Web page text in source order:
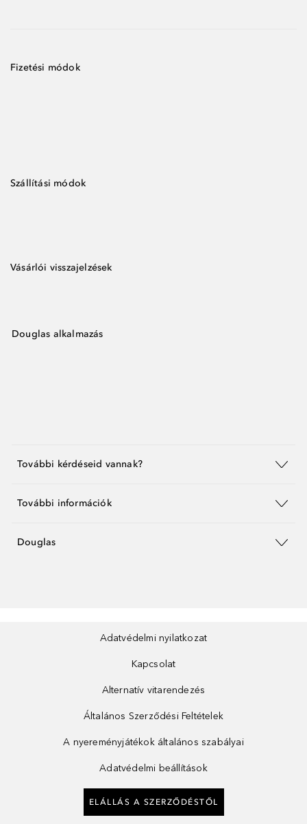
Fizetési módok
Szállítási módok
Vásárlói visszajelzések
Douglas alkalmazás
További kérdéseid vannak?
További információk
Douglas
Adatvédelmi nyilatkozat
Kapcsolat
Alternatív vitarendezés
Általános Szerződési Feltételek
A nyereményjátékok általános szabályai
Adatvédelmi beállítások
ELÁLLÁS A SZERZŐDÉSTŐL